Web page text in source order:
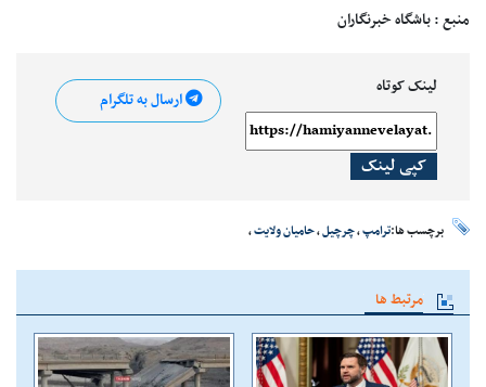
منبع : باشگاه خبرنگاران
لینک کوتاه
کپی لینک
ارسال به تلگرام
برچسب ها:ترامپ،چرچیل،حامیان ولایت،
مرتبط ها